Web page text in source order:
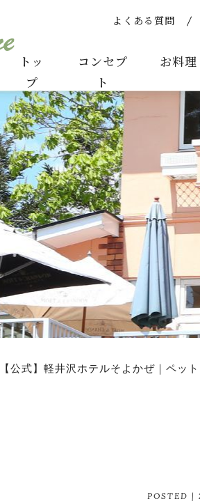
ル | スタッフからのお知らせ | 【
よくある質問
トッ
プ
コンセプ
ト
お料
【公式】軽井沢ホテルそよかぜ｜ペッ
POSTED |